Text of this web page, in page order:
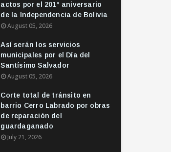
actos por el 201° aniversario
de la Independencia de Bolivia
August 05, 2026
Así serán los servicios
municipales por el Día del
Santísimo Salvador
August 05, 2026
Corte total de tránsito en
barrio Cerro Labrado por obras
de reparación del
guardaganado
July 21, 2026